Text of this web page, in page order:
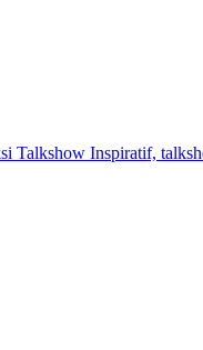
Talkshow Inspiratif,